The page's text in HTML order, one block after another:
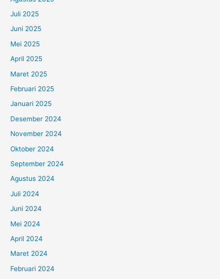
Juli 2025
Juni 2025
Mei 2025
April 2025
Maret 2025
Februari 2025
Januari 2025
Desember 2024
November 2024
Oktober 2024
September 2024
Agustus 2024
Juli 2024
Juni 2024
Mei 2024
April 2024
Maret 2024
Februari 2024